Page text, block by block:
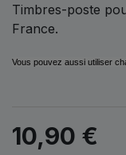
Timbres-poste
France.
Vous pouvez aussi utiliser
10,90 €